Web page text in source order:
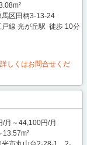
馬区田柄3-13-24
戸線 光が丘駅 徒歩 10分
しくはお問合せくだ
/月～44,100円/月
13.57m²